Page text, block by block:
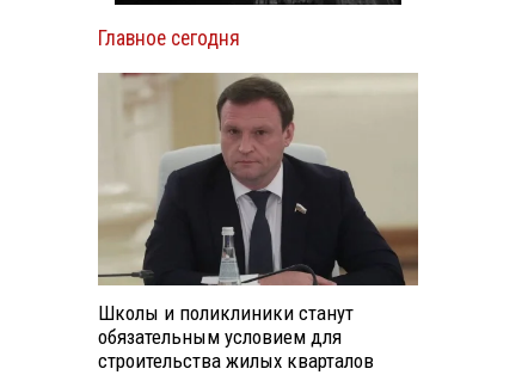
Главное сегодня
Школы и поликлиники станут
обязательным условием для
строительства жилых кварталов